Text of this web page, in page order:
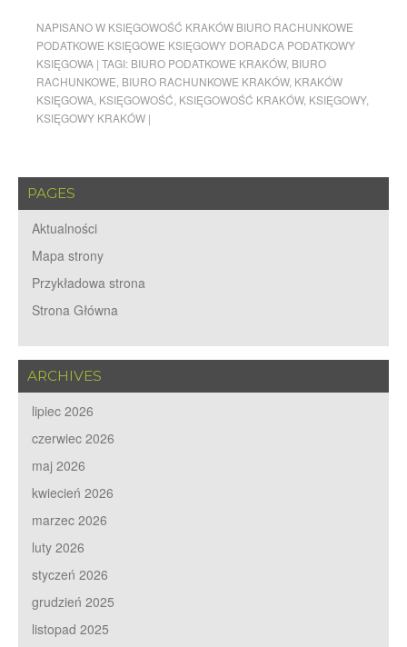
NAPISANO W KSIĘGOWOŚĆ KRAKÓW BIURO RACHUNKOWE
PODATKOWE KSIĘGOWE KSIĘGOWY DORADCA PODATKOWY
KSIĘGOWA | TAGI: BIURO PODATKOWE KRAKÓW, BIURO
RACHUNKOWE BIURO RACHUNKOWE KRAKÓW, KRAKÓW
KSIĘGOWA KSIĘGOWOŚĆ KSIĘGOWOŚĆ KRAKÓW, KSIĘGOWY,
KSIĘGOWY KRAKÓW |
PAGES
Aktualności
Mapa strony
Przykładowa strona
Strona Główna
ARCHIVES
lipiec 2026
czerwiec 2026
maj 2026
kwiecień 2026
marzec 2026
luty 2026
styczeń 2026
grudzień 2025
listopad 2025